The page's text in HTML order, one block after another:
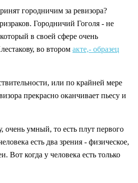
городничим за ревизора?
Городничий Гоголя - не
в своей сфере очень
во втором акте,- образец
или по крайней мере
прекрасно оканчивает пьесу и
очень умный, то есть плут первого
есть два зрения - физическое,
когда у человека есть только